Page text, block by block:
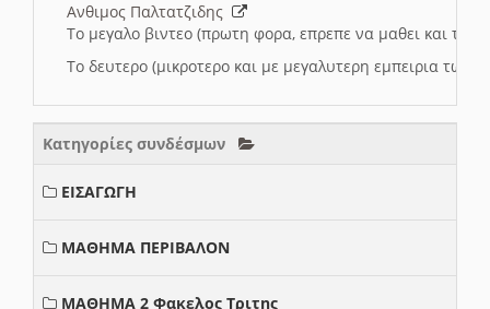
Ανθιμος Παλτατζιδης
Το μεγαλο βιντεο (πρωτη φορα, επρεπε να μαθει και το
Το δευτερο (μικροτερο και με μεγαλυτερη εμπειρια
Κατηγορίες συνδέσμων
ΕΙΣΑΓΩΓΗ
ΜΑΘΗΜΑ ΠΕΡΙΒΑΛΟΝ
ΜΑΘΗΜΑ 2 Φακελος Τριτης